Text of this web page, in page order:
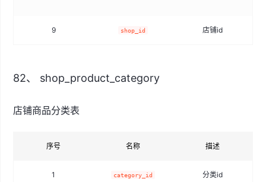
9 shop_id 店铺id
82、 shop_product_category
店铺商品分类表
序号 名称 描述
1 category_id 分类id